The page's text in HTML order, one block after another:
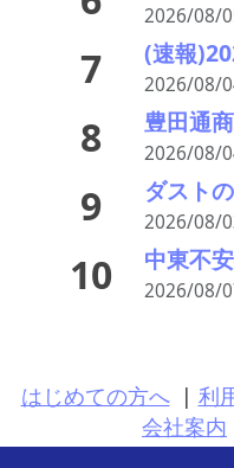
2026/08/
7 2026/08/
8 2026/08/
9 ダスト
2026/08/
10 2026/08/
はじめての方へ | 利
会社案内